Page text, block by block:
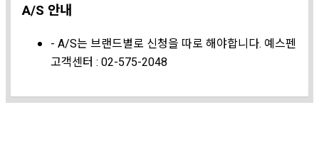
A/S 안내
- A/S는 브랜드별로 신청을 따로 해야합니다. 예스펜
고객센터 : 02-575-2048